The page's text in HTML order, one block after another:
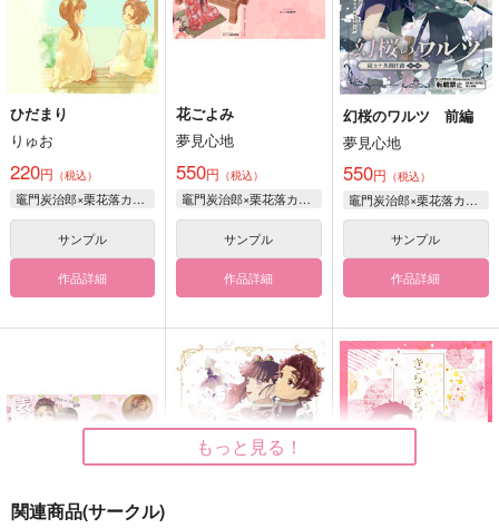
ひだまり
りゅお
220円 （税込）
竈門炭治郎×栗花落カナヲ
サンプル
作品詳細
花ごよみ
夢見心地
550円 （税込）
竈門炭治郎×栗花落カナヲ
サンプル
作品詳細
幻桜のワルツ 前編
夢見心地
550円 （税込）
竈門炭治郎×栗花落カナヲ
サンプル
作品詳細
もっと見る！
関連商品(サークル)